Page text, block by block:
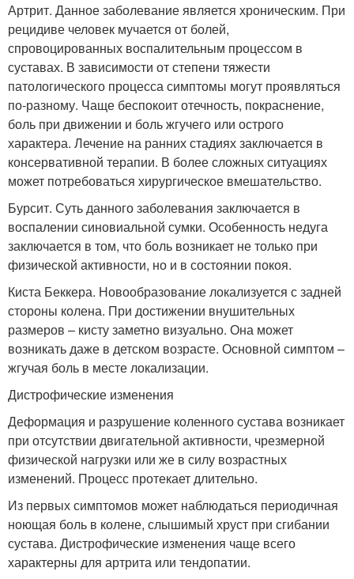
Артрит. Данное заболевание является хроническим. При
рецидиве человек мучается от болей,
спровоцированных воспалительным процессом в
суставах. В зависимости от степени тяжести
патологического процесса симптомы могут проявляться
по-разному. Чаще беспокоит отечность, покраснение,
боль при движении и боль жгучего или острого
характера. Лечение на ранних стадиях заключается в
консервативной терапии. В более сложных ситуациях
может потребоваться хирургическое вмешательство.
Бурсит. Суть данного заболевания заключается в
воспалении синовиальной сумки. Особенность недуга
заключается в том, что боль возникает не только при
физической активности, но и в состоянии покоя.
Киста Беккера. Новообразование локализуется с задней
стороны колена. При достижении внушительных
размеров – кисту заметно визуально. Она может
возникать даже в детском возрасте. Основной симптом –
жгучая боль в месте локализации.
Дистрофические изменения
Деформация и разрушение коленного сустава возникает
при отсутствии двигательной активности, чрезмерной
физической нагрузки или же в силу возрастных
изменений. Процесс протекает длительно.
Из первых симптомов может наблюдаться периодичная
ноющая боль в колене, слышимый хруст при сгибании
сустава. Дистрофические изменения чаще всего
характерны для артрита или тендопатии.